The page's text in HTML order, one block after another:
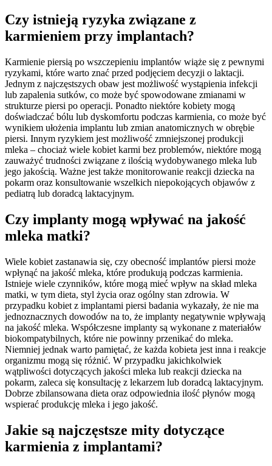
Czy istnieją ryzyka związane z
karmieniem przy implantach?
Karmienie piersią po wszczepieniu implantów wiąże się z pewnymi
ryzykami, które warto znać przed podjęciem decyzji o laktacji.
Jednym z najczęstszych obaw jest możliwość wystąpienia infekcji
lub zapalenia sutków, co może być spowodowane zmianami w
strukturze piersi po operacji. Ponadto niektóre kobiety mogą
doświadczać bólu lub dyskomfortu podczas karmienia, co może być
wynikiem ułożenia implantu lub zmian anatomicznych w obrębie
piersi. Innym ryzykiem jest możliwość zmniejszonej produkcji
mleka – chociaż wiele kobiet karmi bez problemów, niektóre mogą
zauważyć trudności związane z ilością wydobywanego mleka lub
jego jakością. Ważne jest także monitorowanie reakcji dziecka na
pokarm oraz konsultowanie wszelkich niepokojących objawów z
pediatrą lub doradcą laktacyjnym.
Czy implanty mogą wpływać na jakość
mleka matki?
Wiele kobiet zastanawia się, czy obecność implantów piersi może
wpłynąć na jakość mleka, które produkują podczas karmienia.
Istnieje wiele czynników, które mogą mieć wpływ na skład mleka
matki, w tym dieta, styl życia oraz ogólny stan zdrowia. W
przypadku kobiet z implantami piersi badania wykazały, że nie ma
jednoznacznych dowodów na to, że implanty negatywnie wpływają
na jakość mleka. Współczesne implanty są wykonane z materiałów
biokompatybilnych, które nie powinny przenikać do mleka.
Niemniej jednak warto pamiętać, że każda kobieta jest inna i reakcje
organizmu mogą się różnić. W przypadku jakichkolwiek
wątpliwości dotyczących jakości mleka lub reakcji dziecka na
pokarm, zaleca się konsultację z lekarzem lub doradcą laktacyjnym.
Dobrze zbilansowana dieta oraz odpowiednia ilość płynów mogą
wspierać produkcję mleka i jego jakość.
Jakie są najczęstsze mity dotyczące
karmienia z implantami?